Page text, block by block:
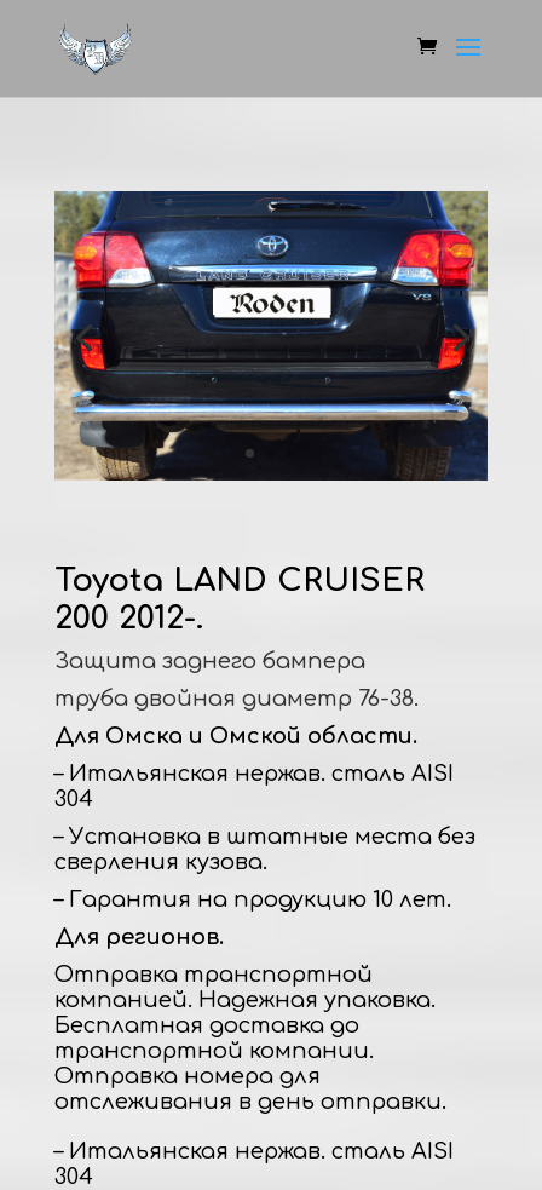
Toyota LAND CRUISER
200 2012-.
Защита заднего бампера
труба двойная диаметр 76-38.
Для Омска и Омской области.
– Итальянская нержав. сталь AISI
304
– Установка в штатные места без
сверления кузова.
– Гарантия на продукцию 10 лет.
Для регионов.
Отправка транспортной
компанией. Надежная упаковка.
Бесплатная доставка до
транспортной компании.
Отправка номера для
отслеживания в день отправки.
– Итальянская нержав. сталь AISI
304